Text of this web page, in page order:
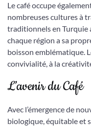
Le café occupe
nombreuses cultures à
traditionnels en Turquie
chaque région a sa
boisson emblématique.
convivialité, à la
L’avenir du Café
Avec l’émergence de
biologique, équitable et